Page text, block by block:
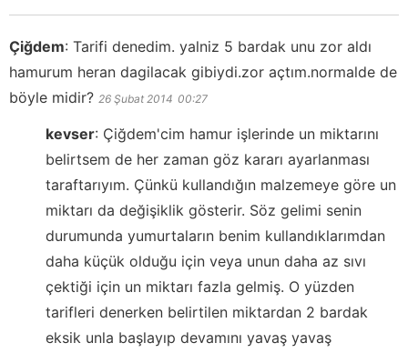
Çiğdem: Tarifi denedim. yalniz 5 bardak unu zor aldı
hamurum heran dagilacak gibiydi.zor açtım.normalde de
böyle midir? 26 Şubat 2014 00:27
kevser: Çiğdem'cim hamur işlerinde un miktarını
belirtsem de her zaman göz kararı ayarlanması
taraftarıyım. Çünkü kullandığın malzemeye göre un
miktarı da değişiklik gösterir. Söz gelimi senin
durumunda yumurtaların benim kullandıklarımdan
daha küçük olduğu için veya unun daha az sıvı
çektiği için un miktarı fazla gelmiş. O yüzden
tarifleri denerken belirtilen miktardan 2 bardak
eksik unla başlayıp devamını yavaş yavaş